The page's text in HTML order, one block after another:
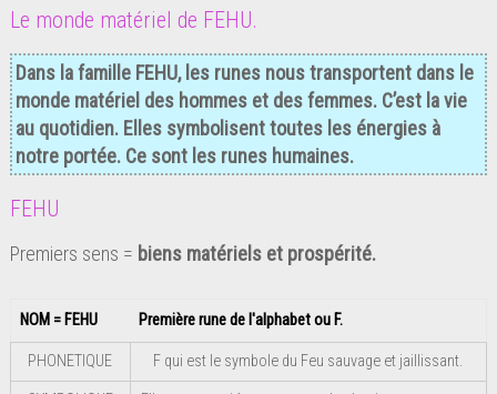
Le monde matériel de FEHU.
Dans la famille FEHU, les runes nous transportent dans le
monde matériel des hommes et des femmes. C’est la vie
au quotidien. Elles symbolisent toutes les énergies à
notre portée. Ce sont les runes humaines.
FEHU
Premiers sens = biens matériels et prospérité.
NOM = FEHU Première rune de l'alphabet ou F.
PHONETIQUE F qui est le symbole du Feu sauvage et jaillissant.